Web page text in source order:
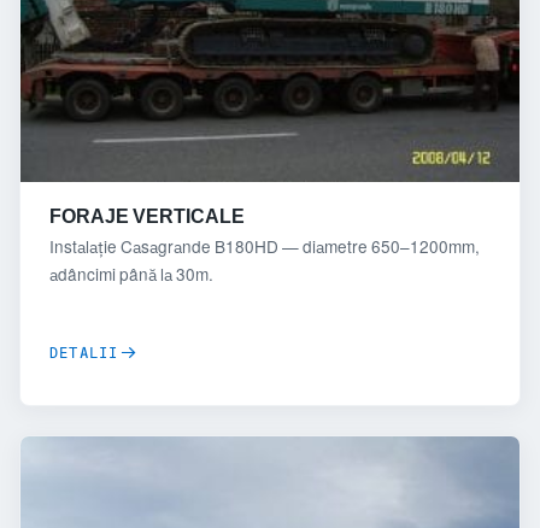
FORAJE VERTICALE
Instalație Casagrande B180HD — diametre 650–1200mm,
adâncimi până la 30m.
DETALII